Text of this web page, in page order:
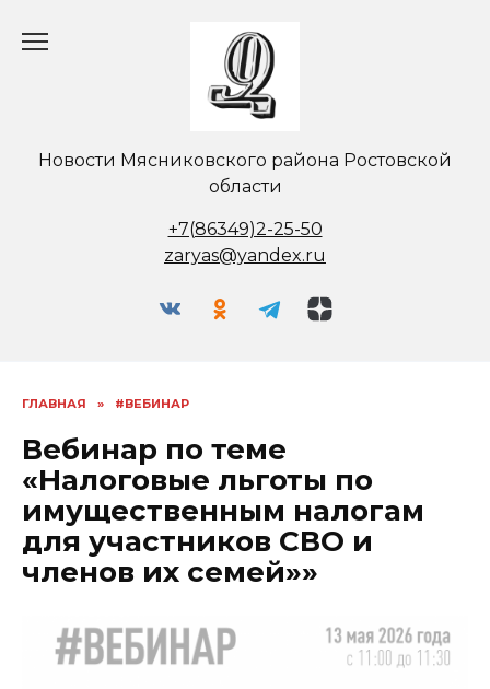
Новости Мясниковского района Ростовской
области
+7(86349)2-25-50
zaryas@yandex.ru
ГЛАВНАЯ » #ВЕБИНАР
Вебинар по теме
«Налоговые льготы по
имущественным налогам
для участников СВО и
членов их семей»»